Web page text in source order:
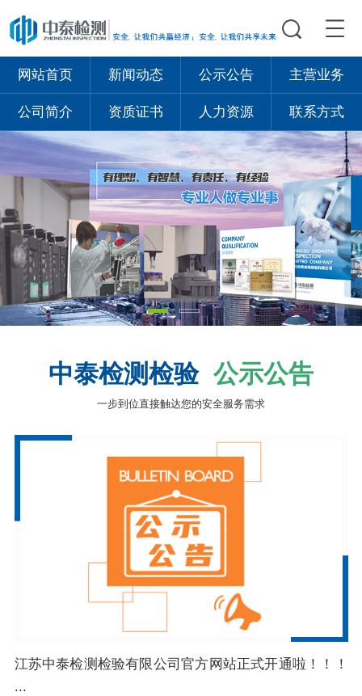
网站首页 新闻动态 公示公告 主营业务
公司简介 资质证书 人力资源 联系方式
中泰检测检验 公示公告
一步到位直接触达您的安全服务需求
江苏中泰检测检验有限公司官方网站正式开通啦！！！
...